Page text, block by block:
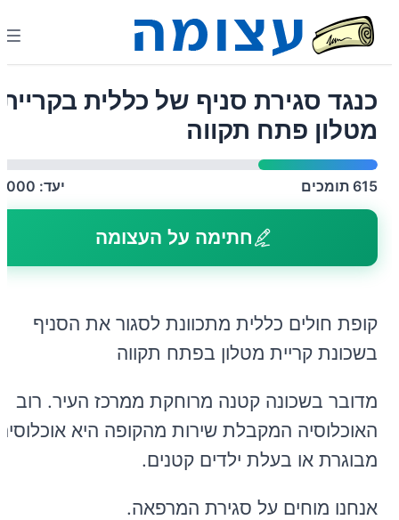
כנגד סגירת סניף של כללית בקריית
מטלון פתח תקווה
615 תומכים יעד:
חתימה על העצומה
קופת חולים כללית מתכוונת לסגור את הסניף
בשכונת קריית מטלון בפתח תקווה
מדובר בשכונה קטנה מרוחקת ממרכז העיר. רוב
האוכלוסיה המקבלת שירות מהקופה היא
מבוגרת או בעלת ילדים קטנים.
אנחנו מוחים על סגירת המרפאה.